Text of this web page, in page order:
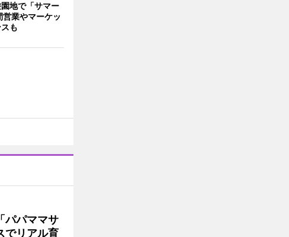
地で「サマー
営業やマーケッ
も
パパママサ
リアル育